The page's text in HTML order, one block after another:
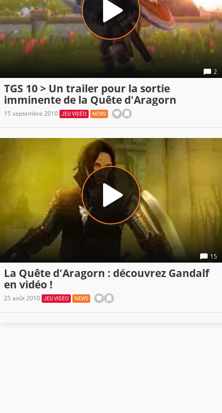
2
TGS 10 > Un trailer pour la sortie
imminente de la Quête d'Aragorn
15 septembre 2010 JEU VIDÉO NEWS
15
La Quête d'Aragorn : découvrez Gandalf
en vidéo !
25 août 2010 JEU VIDÉO NEWS